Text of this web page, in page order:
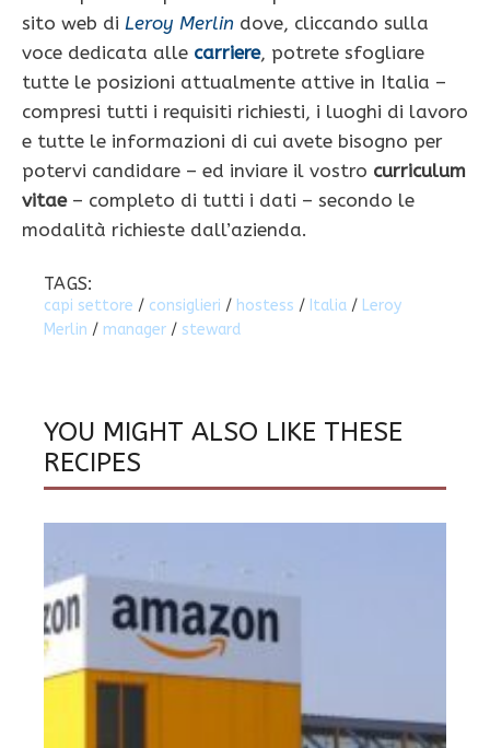
sito web di Leroy Merlin dove, cliccando sulla
voce dedicata alle carriere, potrete sfogliare
tutte le posizioni attualmente attive in Italia –
compresi tutti i requisiti richiesti, i luoghi di lavoro
e tutte le informazioni di cui avete bisogno per
potervi candidare – ed inviare il vostro curriculum
vitae– completo di tutti i dati – secondo le
modalità richieste dall’azienda.
TAGS:
capi settore / consiglieri / hostess / Italia / Leroy
Merlin / manager / steward
YOU MIGHT ALSO LIKE THESE
RECIPES